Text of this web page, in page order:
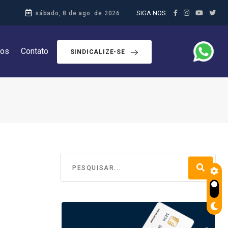
sábado, 8 de ago. de 2026 SIGA NOS:
Contato SINDICALIZE-SE